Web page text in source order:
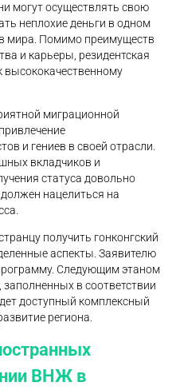
могут осуществлять свою
неплохие деньги в одном
мира. Помимо преимуществ
и карьеры, резидентская
высококачественному
миграционной
и гениев в своей отрасли.
вкладчиков и
статуса довольно
нацелиться на
получить гонконгский
аспекты. Заявителю
Следующим этаном
в соответствии
доступный комплексный
региона.
ВНЖ в